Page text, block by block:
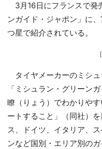
3月16日にフランスで発
ンガイド・ジャポン」に
つ星で紹介されている。
タイヤメーカーのミシ
「ミシュラン・グリーン
瞭（りょう）でわかりや
ートすること」（同社）
ス、ドイツ、イタリア、
ンなど国別・エリア別の